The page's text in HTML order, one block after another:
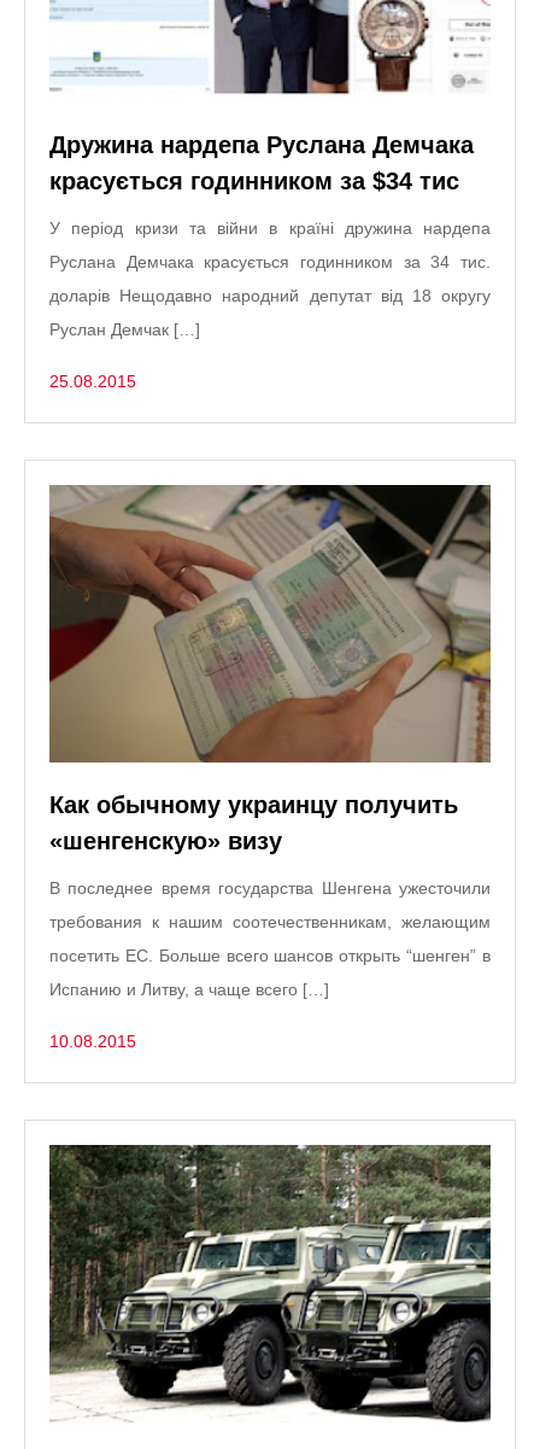
Дружина нардепа Руслана Демчака
красується годинником за $34 тис
У період кризи та війни в країні дружина нардепа
Руслана Демчака красується годинником за 34 тис.
доларів Нещодавно народний депутат від 18 округу
Руслан Демчак […]
25.08.2015
Как обычному украинцу получить
«шенгенскую» визу
В последнее время государства Шенгена ужесточили
требования к нашим соотечественникам, желающим
посетить ЕС. Больше всего шансов открыть “шенген” в
Испанию и Литву, а чаще всего […]
10.08.2015